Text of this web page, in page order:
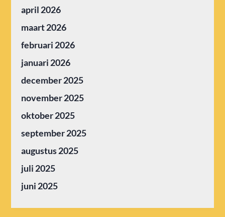
april 2026
maart 2026
februari 2026
januari 2026
december 2025
november 2025
oktober 2025
september 2025
augustus 2025
juli 2025
juni 2025